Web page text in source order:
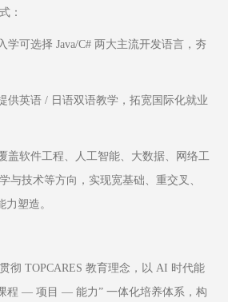
：
学可选择 Java/C# 两大主流开发语言，夯
供英语 / 日语双语教学，拓宽国际化就业
盖软件工程、人工智能、大数据、网络工
与技术等方向，实现宽基础、重交叉、
塑造。
彻 TOPCARES 教育理念，以 AI 时代能
程 — 项目 — 能力” 一体化培养体系，构